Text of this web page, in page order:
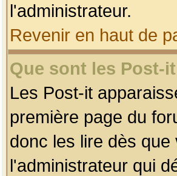
l'administrateur.
Revenir en haut de
Que sont les Post-
Les Post-it
première page du
donc les lire dès
l'administrateur qui